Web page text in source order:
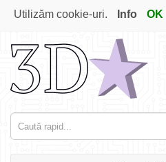
Utilizăm cookie-uri. Info OK